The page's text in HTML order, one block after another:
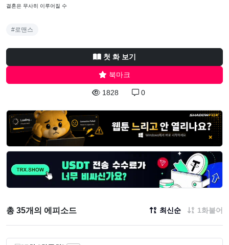
결혼은 무사히 이루어질 수
#로맨스
첫 화 보기
북마크
1828 0
총 35개의 에피소드 최신순 1화붙어